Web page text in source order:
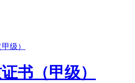
书（甲级）